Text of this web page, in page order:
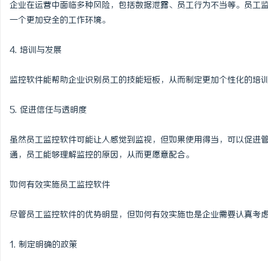
企业在运营中面临多种风险，包括数据泄露、员工行为不当等。员
一个更加安全的工作环境。
4. 培训与发展
监控软件能帮助企业识别员工的技能短板，从而制定更加个性化的培
5. 促进信任与透明度
虽然员工监控软件可能让人感觉到监视，但如果使用得当，可以促
通，员工能够理解监控的原因，从而更愿意配合。
如何有效实施员工监控软件
尽管员工监控软件的优势明显，但如何有效实施也是企业需要认真考
1. 制定明确的政策